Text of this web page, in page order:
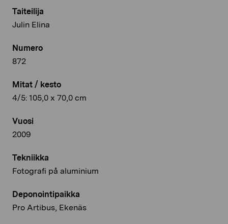
Taiteilija
Julin Elina
Numero
872
Mitat / kesto
4/5: 105,0 x 70,0 cm
Vuosi
2009
Tekniikka
Fotografi på aluminium
Deponointipaikka
Pro Artibus, Ekenäs